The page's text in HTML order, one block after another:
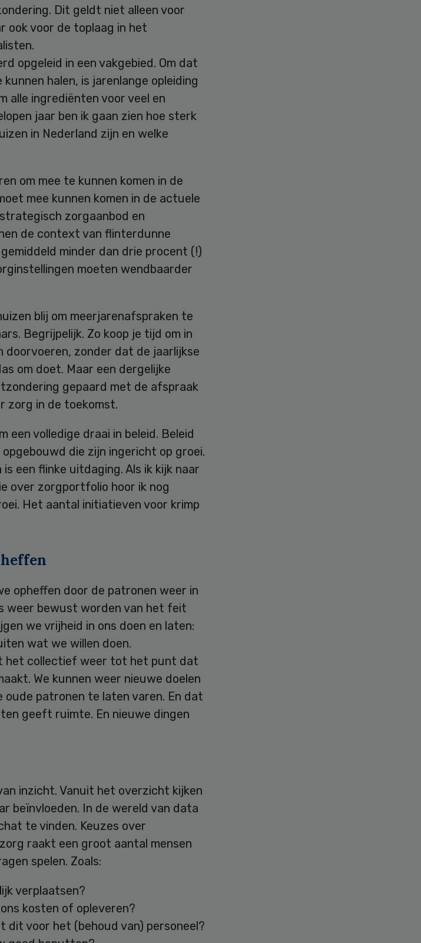
Dit geldt niet alleen voor
ook voor de toplaag in het
opgeleid in een vakgebied. Om dat
halen, is jarenlange opleiding
alle ingrediënten voor veel en
jaar ben ik gaan zien hoe sterk
in Nederland zijn en welke
om mee te kunnen komen in de
mee kunnen komen in de actuele
zorgaanbod en
de context van flinterdunne
minder dan drie procent (!)
moeten wendbaarder
blij om meerjarenafspraken te
Begrijpelijk. Zo koop je tijd om in
zonder dat de jaarlijkse
om doet. Maar een dergelijke
gepaard met de afspraak
zorg in de toekomst.
een volledige draai in beleid. Beleid
die zijn ingericht op groei.
een flinke uitdaging. Als ik kijk naar
over zorgportfolio hoor ik nog
Het aantal initiatieven voor krimp
opheffen door de patronen weer in
weer bewust worden van het feit
we vrijheid in ons doen en laten:
wat we willen doen.
het collectief weer tot het punt dat
We kunnen weer nieuwe doelen
oude patronen te laten varen. En dat
geeft ruimte. En nieuwe dingen
inzicht. Vanuit het overzicht kijken
beïnvloeden. In de wereld van data
te vinden. Keuzes over
raakt een groot aantal mensen
spelen. Zoals:
verplaatsen?
kosten of opleveren?
voor het (behoud van) personeel?